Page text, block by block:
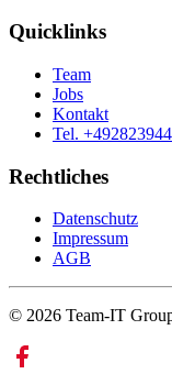
Quicklinks
Team
Jobs
Kontakt
Tel.
Rechtliches
Datenschutz
Impressum
AGB
© 2026 Team-IT